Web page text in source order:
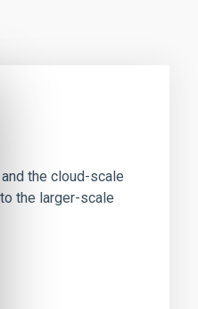
the cloud-scale
the larger-scale